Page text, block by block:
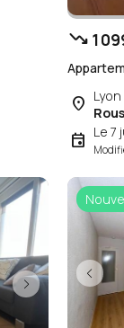
trending_down 1
place
event Le 7